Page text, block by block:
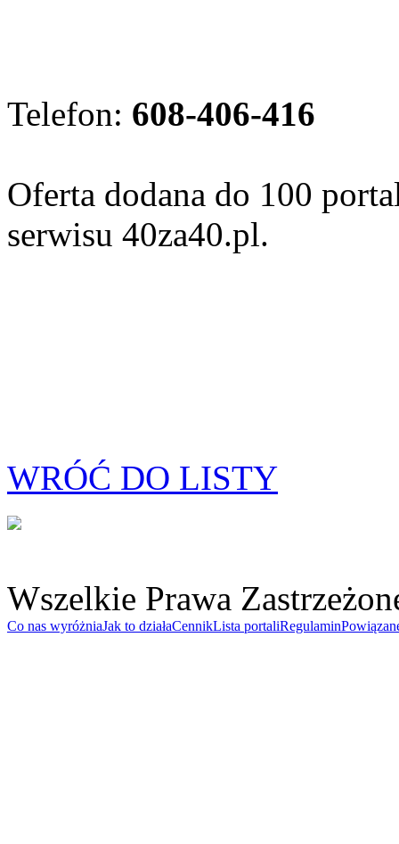
Telefon: 608-406-416
Oferta dodana do 100
serwisu 40za40.pl.
WRÓĆ DO LISTY
Wszelkie Prawa
Co nas wyróżniaJak to działaCennikLista portaliRegulamin